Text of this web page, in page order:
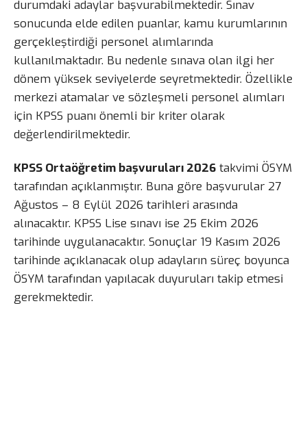
durumdaki adaylar başvurabilmektedir. Sınav
sonucunda elde edilen puanlar, kamu kurumlarının
gerçekleştirdiği personel alımlarında
kullanılmaktadır. Bu nedenle sınava olan ilgi her
dönem yüksek seviyelerde seyretmektedir. Özellikle
merkezi atamalar ve sözleşmeli personel alımları
için KPSS puanı önemli bir kriter olarak
değerlendirilmektedir.
KPSS Ortaöğretim başvuruları 2026 takvimi ÖSYM
tarafından açıklanmıştır. Buna göre başvurular 27
Ağustos – 8 Eylül 2026 tarihleri arasında
alınacaktır. KPSS Lise sınavı ise 25 Ekim 2026
tarihinde uygulanacaktır. Sonuçlar 19 Kasım 2026
tarihinde açıklanacak olup adayların süreç boyunca
ÖSYM tarafından yapılacak duyuruları takip etmesi
gerekmektedir.